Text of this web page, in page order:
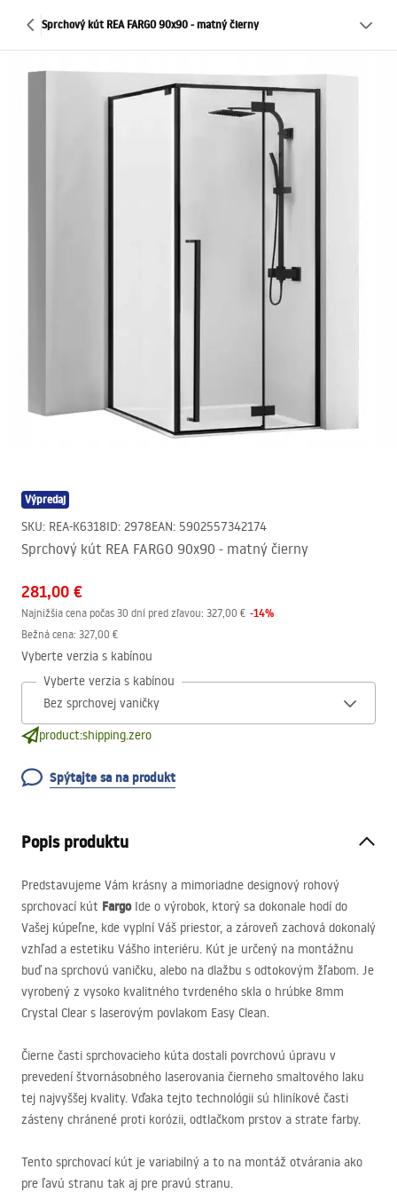
Sprchový kút REA FARGO 90x90 - matný čierny
Výpredaj
SKU: REA-K6318ID: 2978EAN: 5902557342174
Sprchový kút REA FARGO 90x90 - matný čierny
281,00 €
Najnižšia cena počas 30 dní pred zľavou: 327,00 € -14%
Bežná cena: 327,00 €
Vyberte verzia s kabínou
Vyberte verzia s kabínou
product:shipping.zero
Spýtajte sa na produkt
Popis produktu
Predstavujeme Vám krásny a mimoriadne designový rohový
sprchovací kút FargoIde o výrobok, ktorý sa dokonale hodí do
Vašej kúpeľne, kde vyplní Váš priestor, a zároveň zachová dokonalý
vzhľad a estetiku Vášho interiéru. Kút je určený na montážnu
buď na sprchovú vaničku, alebo na dlažbu s odtokovým žľabom. Je
vyrobený z vysoko kvalitného tvrdeného skla o hrúbke 8mm
Crystal Clear s laserovým povlakom Easy Clean.
Čierne časti sprchovacieho kúta dostali povrchovú úpravu v
prevedení štvornásobného laserovania čierneho smaltového laku
tej najvyššej kvality. Vďaka tejto technológii sú hliníkové časti
zásteny chránené proti korózii, odtlačkom prstov a strate farby.
Tento sprchovací kút je variabilný a to na montáž otvárania ako
pre ľavú stranu tak aj pre pravú stranu.